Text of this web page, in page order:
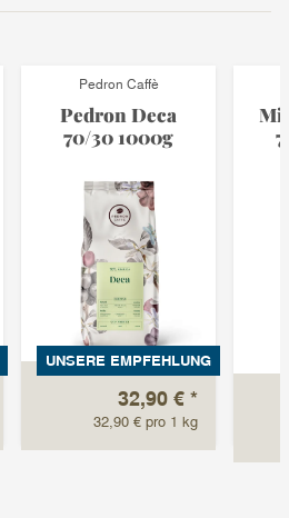
Pedron Caffè
Pedron Deca
70/30 1000g
UNSERE EMPFEHLUNG
32,90 € *
32,90 € pro 1 kg